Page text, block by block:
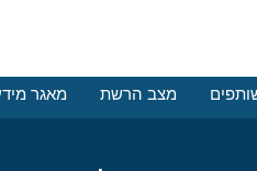
מאגר מצב הרשת